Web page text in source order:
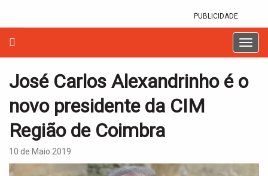
PUBLICIDADE
T
o
g
José Carlos Alexandrinho é o
novo presidente da CIM
Região de Coimbra
10 de Maio 2019